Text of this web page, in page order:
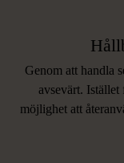
Genom att handla
avsevärt.
möjlighet att